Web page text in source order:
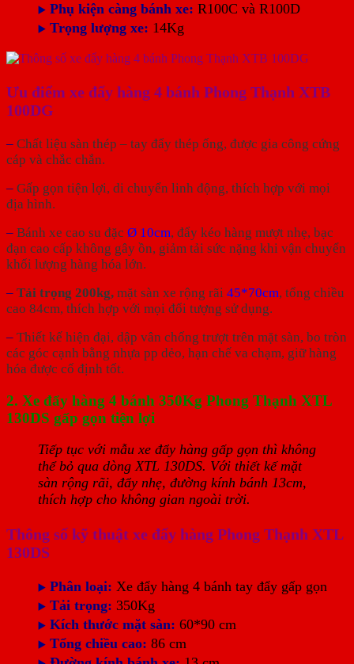
▶️ Phụ kiện càng bánh xe: R100C và R100D
▶️ Trọng lượng xe: 14Kg
Ưu điểm xe đẩy hàng 4 bánh Phong Thạnh XTB
100DG
– Chất liệu sàn thép – tay đẩy thép ống, được gia công cứng
cáp và chắc chắn.
– Gấp gọn tiện lợi, di chuyển linh động, thích hợp với mọi
địa hình.
– Bánh xe cao su đặc Ø 10cm, đẩy kéo hàng mượt nhẹ, bạc
đạn cao cấp không gây ồn, giảm tải sức nặng khi vận chuyển
khối lượng hàng hóa lớn.
– Tải trọng 200kg, mặt sàn xe rộng rãi 45*70cm, tổng chiều
cao 84cm, thích hợp với mọi đối tượng sử dụng.
– Thiết kế hiện đại, dập vân chống trượt trên mặt sàn, bo tròn
các góc cạnh bằng nhựa pp dẻo, hạn chế va chạm, giữ hàng
hóa được cố định tốt.
2. Xe đẩy hàng 4 bánh 350Kg Phong Thạnh XTL
130DS gấp gọn tiện lợi
Tiếp tục với mẫu xe đẩy hàng gấp gọn thì không
thể bỏ qua dòng XTL 130DS. Với thiết kế mặt
sàn rộng rãi, đẩy nhẹ, đường kính bánh 13cm,
thích hợp cho không gian ngoài trời.
Thông số kỹ thuật xe đẩy hàng Phong Thạnh XTL
130DS
▶️ Phân loại: Xe đẩy hàng 4 bánh tay đẩy gấp gọn
▶️ Tải trọng: 350Kg
▶️ Kích thước mặt sàn: 60*90 cm
▶️ Tổng chiều cao: 86 cm